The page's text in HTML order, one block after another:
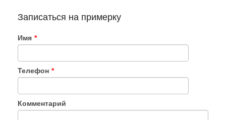
Записаться на примерку
Имя *
Телефон *
Комментарий